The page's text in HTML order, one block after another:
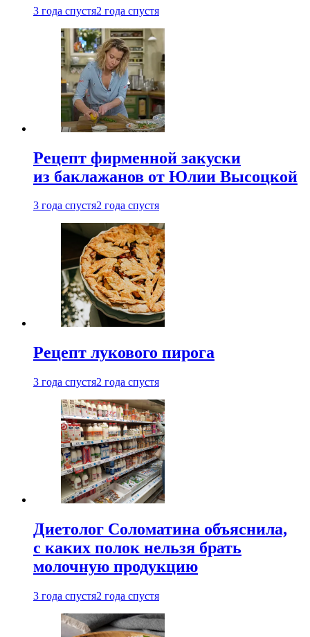
3 года спустя2 года спустя
Рецепт фирменной закуски
из баклажанов от Юлии Высоцкой
3 года спустя2 года спустя
Рецепт лукового пирога
3 года спустя2 года спустя
Диетолог Соломатина объяснила,
с каких полок нельзя брать
молочную продукцию
3 года спустя2 года спустя